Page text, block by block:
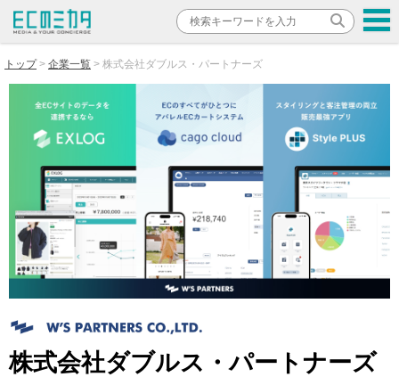
トップ 企業一覧 株式会社ダブルス・パートナーズ
株式会社ダブルス・パートナーズ